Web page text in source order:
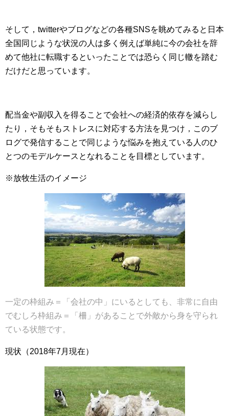
そして，twitterやブログなどの各種SNSを眺めてみると日本
全国同じような状況の人は多く例えば単純に今の会社を辞
めて他社に転職するといったことでは恐らく同じ轍を踏む
だけだと思っています。
配当金や副収入を得ることで会社への経済的依存を減らし
たり，そもそもストレスに対応する方法を見つけ，このブ
ログで発信することで同じような悩みを抱えている人のひ
とつのモデルケースとなれることを目標としています。
※放牧生活のイメージ
一定の枠組み＝「会社の中」にいるとしても、非常に自由
でむしろ枠組み＝「柵」があることで外敵から身を守られ
ている状態です。
現状（2018年7月現在）